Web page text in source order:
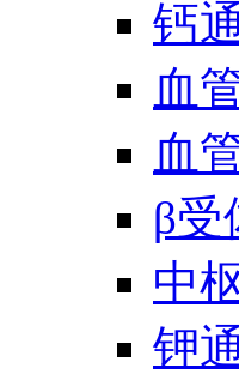
钙
血
血
β受
中
钾